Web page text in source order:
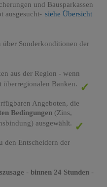
und Bausparkassen
ausgesucht- siehe Übersicht
Sonderkonditionen der
aus der Region - wenn
Banken.
Angeboten, die
Bedingungen(Zins,
ausgewählt.
den Entscheidern der
- binnen 24 Stunden-